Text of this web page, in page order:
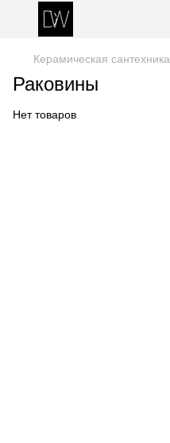
Керамическая сантехника
Раковины
Нет товаров